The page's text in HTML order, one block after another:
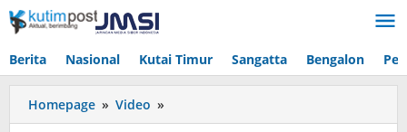
Lewati
ke
Berita Nasional Kutai Timur Sangatta Bengalon
Homepage » Video »
Anak